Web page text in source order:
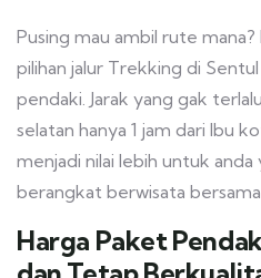
Pusing mau ambil rute
pilihan jalur Trekking di
pendaki. Jarak yang gak
selatan hanya 1 jam dari Ibu
menjadi nilai lebih untuk
berangkat berwisata
Harga Paket